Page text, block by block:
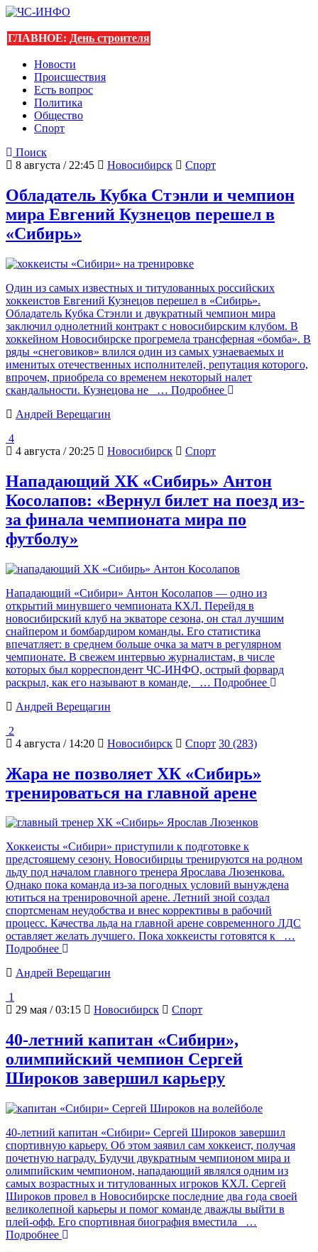
ГЛАВНОЕ: День строителя
Новости
Происшествия
Есть вопрос
Политика
Общество
Спорт
Поиск
8 августа / 22:45
Новосибирск Спорт
Обладатель Кубка Стэнли и чемпион
мира Евгений Кузнецов перешел в
«Сибирь»
Один из самых известных и титулованных российских
хоккеистов Евгений Кузнецов перешел в «Сибирь».
Обладатель Кубка Стэнли и двукратный чемпион мира
заключил однолетний контракт с новосибирским клубом. В
хоккейном Новосибирске прогремела трансферная «бомба». В
ряды «снеговиков» влился один из самых узнаеваемых и
именитых отечественных исполнителей, репутация которого,
впрочем, приобрела со временем некоторый налет
скандальности. Кузнецова не
… Подробнее
Андрей Верещагин
4
4 августа / 20:25
Новосибирск Спорт
Нападающий ХК «Сибирь» Антон
Косолапов: «Вернул билет на поезд из-
за финала чемпионата мира по
футболу»
Нападающий «Сибири» Антон Косолапов — одно из
открытий минувшего чемпионата КХЛ. Перейдя в
новосибирский клуб на экваторе сезона, он стал лучшим
снайпером и бомбардиром команды. Его статистика
впечатляет: в среднем больше очка за матч в регулярном
чемпионате. В свежем интервью журналистам, в числе
которых был корреспондент ЧС-ИНФО, острый форвард
раскрыл, как его называют в команде,
… Подробнее
Андрей Верещагин
2
4 августа / 14:20
Новосибирск Спорт 30 (283)
Жара не позволяет ХК «Сибирь»
тренироваться на главной арене
Хоккеисты «Сибири» приступили к подготовке к
предстоящему сезону. Новосибирцы тренируются на родном
льду под началом главного тренера Ярослава Люзенкова.
Однако пока команда из-за погодных условий вынуждена
ютиться на тренировочной арене. Летний зной создал
спортсменам неудобства и внес коррективы в рабочий
процесс. Качества льда на главной арене современного ЛДС
оставляет желать лучшего. Пока хоккеисты готовятся к
…
Подробнее
Андрей Верещагин
1
29 мая / 03:15
Новосибирск Спорт
40-летний капитан «Сибири»,
олимпийский чемпион Сергей
Широков завершил карьеру
40-летний капитан «Сибири» Сергей Широков завершил
спортивную карьеру. Об этом заявил сам хоккеист, получая
почетную награду. Будучи двукратным чемпионом мира и
олимпийским чемпионом, нападающий являлся одним из
самых возрастных и титулованных игроков КХЛ. Сергей
Широков провел в Новосибирске последние два года своей
великолепной карьеры и помог команде дважды выйти в
плей-офф. Его спортивная биография вместила
…
Подробнее